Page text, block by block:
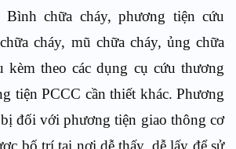
chữa cháy, phương tiện cứu
cháy, mũ chữa cháy, ủng chữa
kèm theo các dụng cụ cứu thương
tiện PCCC cần thiết khác. Phương
đối với phương tiện giao thông cơ
bố trí tại nơi dễ thấy, dễ lấy để sử